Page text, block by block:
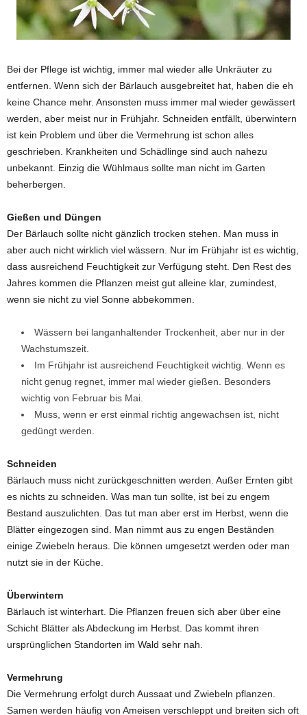
Bei der Pflege ist wichtig, immer mal wieder alle Unkräuter zu
entfernen. Wenn sich der Bärlauch ausgebreitet hat, haben die eh
keine Chance mehr. Ansonsten muss immer mal wieder gewässert
werden, aber meist nur in Frühjahr. Schneiden entfällt, überwintern
ist kein Problem und über die Vermehrung ist schon alles
geschrieben. Krankheiten und Schädlinge sind auch nahezu
unbekannt. Einzig die Wühlmaus sollte man nicht im Garten
beherbergen.
Gießen und Düngen
Der Bärlauch sollte nicht gänzlich trocken stehen. Man muss in
aber auch nicht wirklich viel wässern. Nur im Frühjahr ist es wichtig,
dass ausreichend Feuchtigkeit zur Verfügung steht. Den Rest des
Jahres kommen die Pflanzen meist gut alleine klar, zumindest,
wenn sie nicht zu viel Sonne abbekommen.
Wässern bei langanhaltender Trockenheit, aber nur in der
Wachstumszeit.
Im Frühjahr ist ausreichend Feuchtigkeit wichtig. Wenn es
nicht genug regnet, immer mal wieder gießen. Besonders
wichtig von Februar bis Mai.
Muss, wenn er erst einmal richtig angewachsen ist, nicht
gedüngt werden.
Schneiden
Bärlauch muss nicht zurückgeschnitten werden. Außer Ernten gibt
es nichts zu schneiden. Was man tun sollte, ist bei zu engem
Bestand auszulichten. Das tut man aber erst im Herbst, wenn die
Blätter eingezogen sind. Man nimmt aus zu engen Beständen
einige Zwiebeln heraus. Die können umgesetzt werden oder man
nutzt sie in der Küche.
Überwintern
Bärlauch ist winterhart. Die Pflanzen freuen sich aber über eine
Schicht Blätter als Abdeckung im Herbst. Das kommt ihren
ursprünglichen Standorten im Wald sehr nah.
Vermehrung
Die Vermehrung erfolgt durch Aussaat und Zwiebeln pflanzen.
Samen werden häufig von Ameisen verschleppt und breiten sich oft